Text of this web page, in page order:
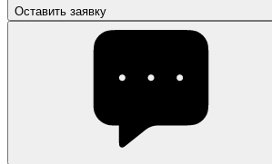
Оставить заявку